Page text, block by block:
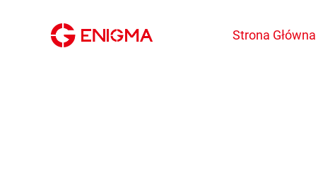
Strona Główna